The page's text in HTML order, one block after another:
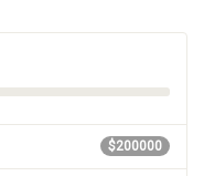
$200000